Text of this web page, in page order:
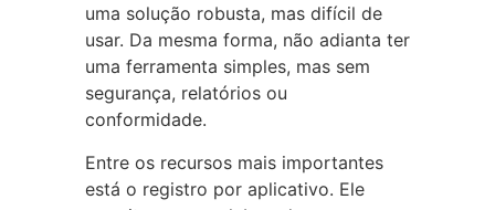
uma solução robusta, mas difícil de
usar. Da mesma forma, não adianta ter
uma ferramenta simples, mas sem
segurança, relatórios ou
conformidade.
Entre os recursos mais importantes
está o registro por aplicativo. Ele